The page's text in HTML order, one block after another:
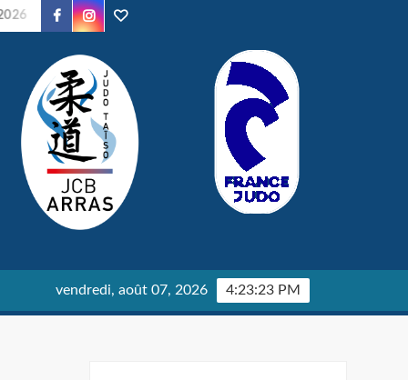
Soirée Judo – 24/01/2026
FacebookInstagram
TikTok
4:23:24 PM
vendredi, août 07, 2026